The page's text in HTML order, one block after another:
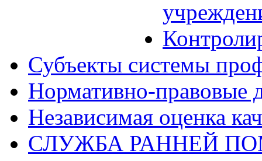
Субъекты системы
Нормативно-правовые
Независимая оценка
СЛУЖБА РАННЕЙ